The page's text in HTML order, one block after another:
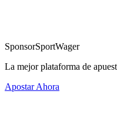
SponsorSportWager
La mejor plataforma de
Apostar Ahora